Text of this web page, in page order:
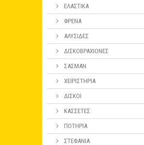
ΕΛΑΣΤΙΚΑ
ΦΡΕΝΑ
ΑΛΥΣΙΔΕΣ
ΔΙΣΚΟΒΡΑΧΙΟΝΕΣ
ΣΑΣΜΑΝ
ΧΕΙΡΙΣΤΗΡΙΑ
ΔΙΣΚΟΙ
ΚΑΣΣΕΤΕΣ
ΠΟΤΗΡΙΑ
ΣΤΕΦΑΝΙΑ